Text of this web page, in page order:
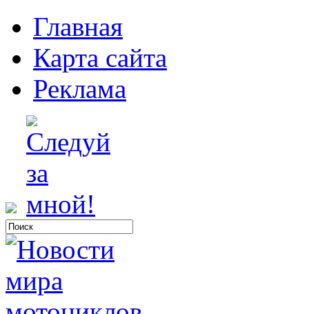
Главная
Карта сайта
Реклама